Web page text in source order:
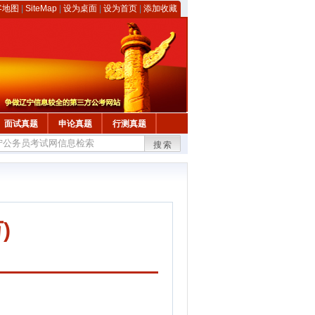
图 SiteMap 设为桌面 设为首页 添加收藏
面试真题 申论真题 行测真题
搜索